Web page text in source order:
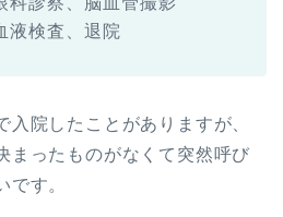
液検査、退院
院したことがありますが、
まったものがなくて突然呼び
です。